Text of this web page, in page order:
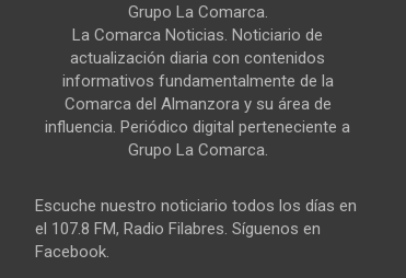
Grupo La Comarca.
La Comarca Noticias. Noticiario de
actualización diaria con contenidos
informativos fundamentalmente de la
Comarca del Almanzora y su área de
influencia. Periódico digital perteneciente a
Grupo La Comarca.
Escuche nuestro noticiario todos los días en
el 107.8 FM, Radio Filabres. Síguenos en
Facebook.